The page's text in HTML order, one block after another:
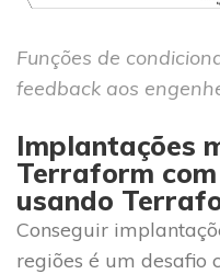
Funções de
feedback aos
Implantações
Terraform
usando
Conseguir
regiões é um desafio